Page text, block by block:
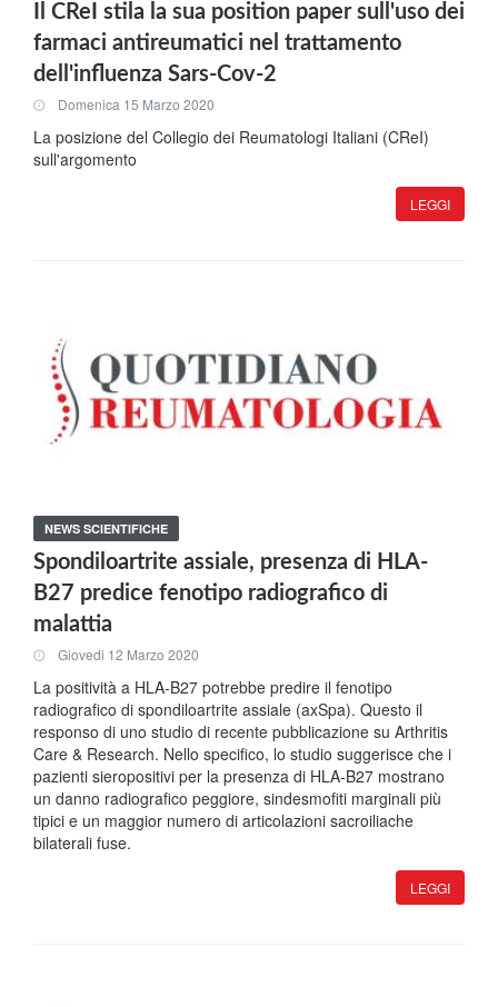
Il CReI stila la sua position paper sull'uso dei
farmaci antireumatici nel trattamento
dell'influenza Sars-Cov-2
Domenica 15 Marzo 2020
La posizione del Collegio dei Reumatologi Italiani (CReI)
sull'argomento
LEGGI
NEWS SCIENTIFICHE
Spondiloartrite assiale, presenza di HLA-
B27 predice fenotipo radiografico di
malattia
Giovedi 12 Marzo 2020
La positività a HLA-B27 potrebbe predire il fenotipo
radiografico di spondiloartrite assiale (axSpa). Questo il
responso di uno studio di recente pubblicazione su Arthritis
Care & Research. Nello specifico, lo studio suggerisce che i
pazienti sieropositivi per la presenza di HLA-B27 mostrano
un danno radiografico peggiore, sindesmofiti marginali più
tipici e un maggior numero di articolazioni sacroiliache
bilaterali fuse.
LEGGI